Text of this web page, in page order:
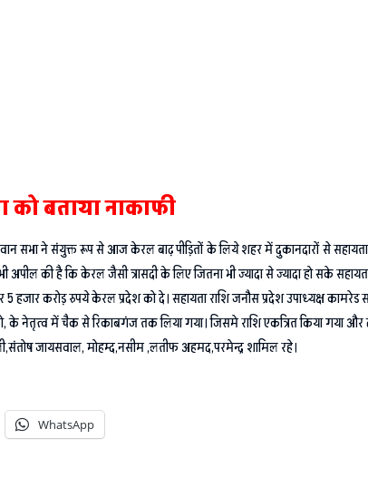
को बताया नाकाफी
सभा ने संयुक्त रूप से आज केरल बाढ़ पीड़ितों के लिये शहर में दुकानदारों से सहायता
की है कि केरल जैसी त्रासदी के लिए जितना भी ज्यादा से ज्यादा हो सके
हजार करोड़ रुपये केरल प्रदेश को दे। सहायता राशि जनौस प्रदेश उपाध्यक्ष
के नेतृत्व में चैक से रिकाबगंज तक लिया गया। जिसमे राशि एकत्रित किया
जायसवाल, मोहम्द,नसीम ,लतीफ अहमद,परमेन्द्र शामिल रहे।
WhatsApp